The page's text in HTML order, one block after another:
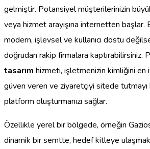
gelmiştir. Potansiyel müşterilerinizin
veya hizmet arayışına internetten
modern, işlevsel ve kullanıcı dostu
doğrudan rakip firmalara kaptırabilirsiniz.
tasarım hizmeti, işletmenizin kimliğini en
güven veren ve ziyaretçiyi sitede
platform oluşturmanızı sağlar.
Özellikle yerel bir bölgede, örneğin
dinamik bir semtte, hedef kitleye